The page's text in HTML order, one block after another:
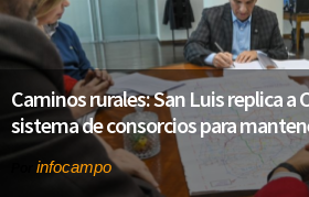
Caminos rurales: San Luis replica a
sistema de consorcios para
infocampo